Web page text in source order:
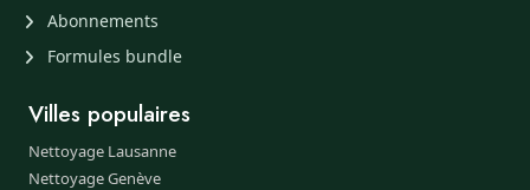
Abonnements
Formules bundle
Villes populaires
Nettoyage Lausanne
Nettoyage Genève